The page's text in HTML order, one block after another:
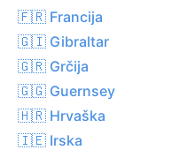
🇫🇷 Francija
🇬🇮 Gibraltar
🇬🇷 Grčija
🇬🇬 Guernsey
🇭🇷 Hrvaška
🇮🇪 Irska